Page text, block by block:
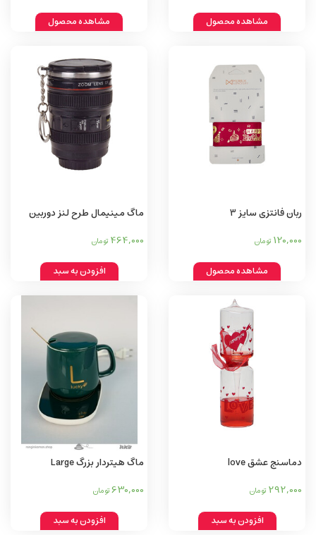
مشاهده محصول مشاهده محصول
ربان فانتزی سایز 3
120,000 تومان
مشاهده محصول
ماگ مینیمال طرح لنز دوربین
464,000 تومان
افزودن به سبد
دماسنج عشق love
292,000 تومان
افزودن به سبد
ماگ هیتردار بزرگ Large
630,000تومان
افزودن به سبد